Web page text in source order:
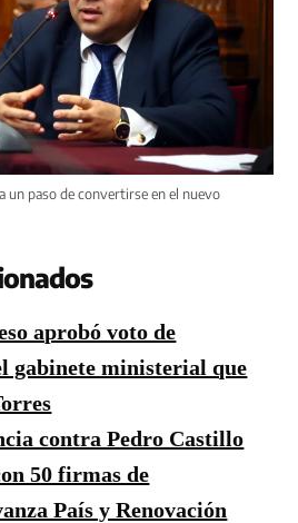
un paso de convertirse en el nuevo
aprobó voto de
gabinete ministerial que
contra Pedro Castillo
50 firmas de
País y Renovación